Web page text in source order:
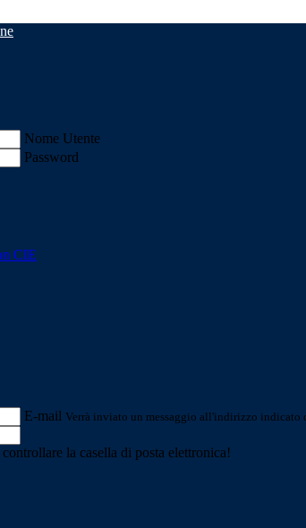
Nome Utente
Password
CIE
E-mail Verrà inviato un messaggio all'indirizzo indicato
la casella di posta elettronica!